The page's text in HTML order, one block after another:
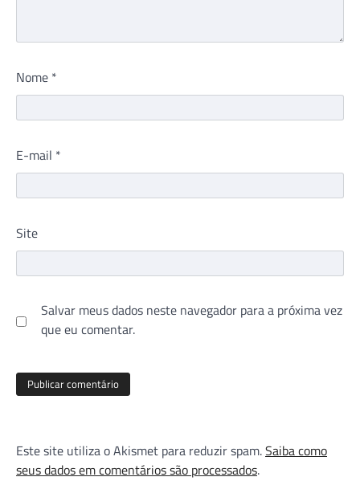
Nome *
E-mail *
Site
Salvar meus dados neste navegador para a próxima vez
que eu comentar.
Este site utiliza o Akismet para reduzir spam.Saiba como
seus dados em comentários são processados.